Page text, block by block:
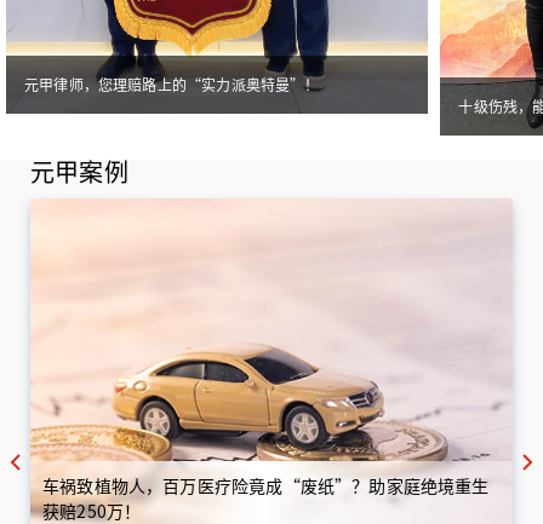
元甲律师，您理赔路上的“实力派奥特曼”！
十级伤残，
元甲案例
车祸致植物人，百万医疗险竟成“废纸”？助家庭绝境重生
获赔250万！